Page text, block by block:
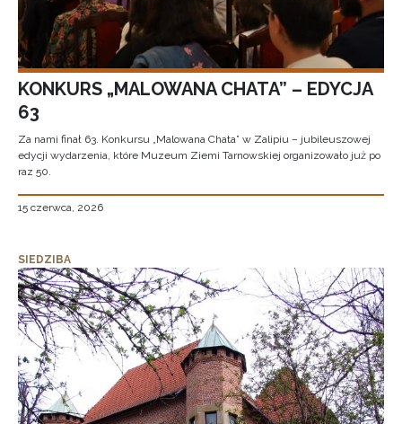
KONKURS „MALOWANA CHATA” – EDYCJA
63
Za nami finał 63. Konkursu „Malowana Chata” w Zalipiu – jubileuszowej
edycji wydarzenia, które Muzeum Ziemi Tarnowskiej organizowało już po
raz 50.
15 czerwca, 2026
SIEDZIBA